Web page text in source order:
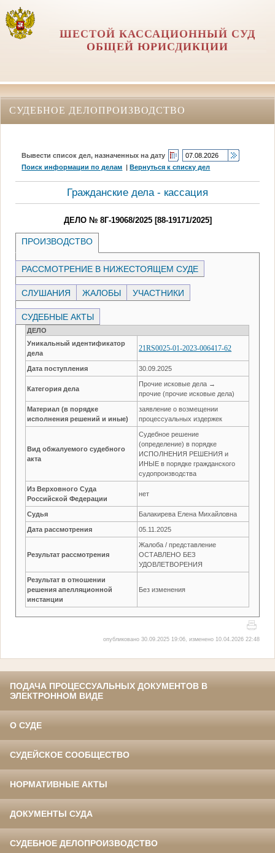
ШЕСТОЙ КАССАЦИОННЫЙ СУД
ОБЩЕЙ ЮРИСДИКЦИИ
СУДЕБНОЕ ДЕЛОПРОИЗВОДСТВО
Вывести список дел, назначенных на дату
Поиск информации по делам |Вернуться к списку дел
Гражданские дела - кассация
ДЕЛО № 8Г-19068/2025 [88-19171/2025]
ПРОИЗВОДСТВО
РАССМОТРЕНИЕ В НИЖЕСТОЯЩЕМ СУДЕ
СЛУШАНИЯ ЖАЛОБЫ УЧАСТНИКИ
СУДЕБНЫЕ АКТЫ
ДЕЛО
Уникальный идентификатор
дела
21RS0025-01-2023-006417-62
Дата поступления 30.09.2025
Категория дела
Прочие исковые дела →
прочие (прочие исковые дела)
Материал (в порядке
исполнения решений и иные)
заявление о возмещении
процессуальных издержек
Вид обжалуемого судебного
акта
Судебное решение
(определение) в порядке
ИСПОЛНЕНИЯ РЕШЕНИЯ и
ИНЫЕ в порядке гражданского
судопроизводства
Из Верховного Суда
Российской Федерации
нет
Судья Балакирева Елена Михайловна
Дата рассмотрения 05.11.2025
Результат рассмотрения
Жалоба / представление
ОСТАВЛЕНО БЕЗ
УДОВЛЕТВОРЕНИЯ
Результат в отношении
решения апелляционной
инстанции
Без изменения
опубликовано 30.09.2025 19:06, изменено 10.04.2026 22:48
ПОДАЧА ПРОЦЕССУАЛЬНЫХ ДОКУМЕНТОВ В
ЭЛЕКТРОННОМ ВИДЕ
О СУДЕ
СУДЕЙСКОЕ СООБЩЕСТВО
НОРМАТИВНЫЕ АКТЫ
ДОКУМЕНТЫ СУДА
СУДЕБНОЕ ДЕЛОПРОИЗВОДСТВО